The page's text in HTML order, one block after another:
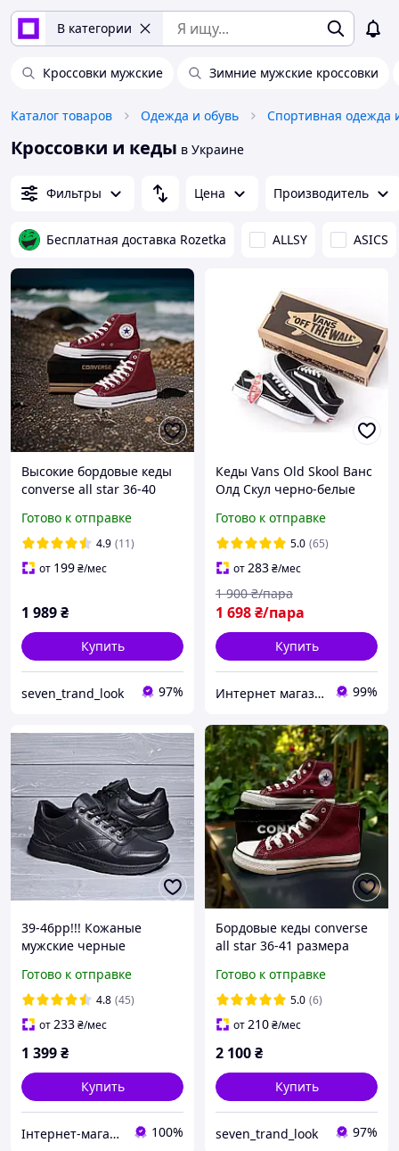
В категории
Кроссовки мужские Зимние мужские кроссовки
Каталог товаров Одежда и обувь Спортивная одежда
Кроссовки и кеды в Украине
Фильтры Цена Производитель
Бесплатная доставка Rozetka ALLSY ASICS
Высокие бордовые кеды
converse all star 36-40
Готово к отправке
4.9 (11)
от 199₴/мес
1 989₴
Купить
seven_trand_look 97%
Кеды Vans Old Skool Ванс
Олд Скул черно-белые
подростковые
Готово к отправке
5.0 (65)
от283₴/мес
1 698₴/пара
1 900 ₴/пара
Купить
Интернет магазин одежды и обуви " Rare " 99%
39-46рр!!! Кожаные
мужские черные
кроссовки!!!
Готово к отправке
4.8 (45)
от233₴/мес
1 399₴
Купить
Інтернет-магазин взуття "Мінімалочка" 100%
Бордовые кеды converse
all star 36-41 размера
бордовые
Готово к отправке
5.0 (6)
от210₴/мес
2 100₴
Купить
seven_trand_look 97%